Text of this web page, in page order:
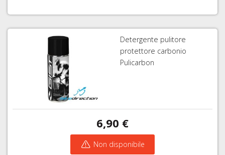
Detergente pulitore
protettore carbonio
Pulicarbon
6,90 €
Non disponibile